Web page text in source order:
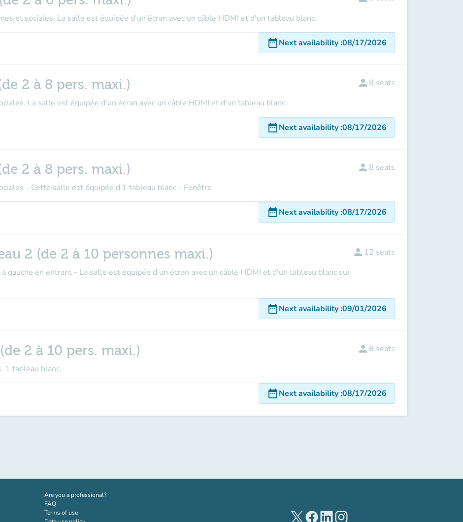
et sociales. La salle est équipée d'un écran avec un câble HDMI et d'un tableau blanc.
date_rangeNext availability:08/17/2026
2 à 8 pers. maxi.)
La salle est équipée d'un écran avec un câble HDMI et d'un tableau blanc.
person 8 seats
date_rangeNext availability:08/17/2026
2 à 8 pers. maxi.)
- Cette salle est équipée d'1 tableau blanc - Fenêtre
person 8 seats
date_rangeNext availability:08/17/2026
2 (de 2 à 10 personnes maxi.)
gauche en entrant - La salle est équipée d'un écran avec un câble HDMI et d'un tableau blanc sur
person 12 seats
date_rangeNext availability:09/01/2026
2 à 10 pers. maxi.)
1 tableau blanc.
person 8 seats
date_rangeNext availability:08/17/2026
Are you a professional?(new tab)
FAQ
Terms of use
(new tab)(new tab)(new tab)